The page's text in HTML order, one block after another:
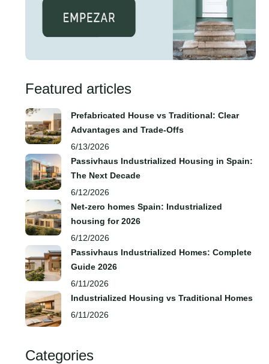
Featured articles
Prefabricated House vs Traditional: Clear
Advantages and Trade‑Offs
6/13/2026
Passivhaus Industrialized Housing in Spain:
The Next Decade
6/12/2026
Net-zero homes Spain: Industrialized
housing for 2026
6/12/2026
Passivhaus Industrialized Homes: Complete
Guide 2026
6/11/2026
Industrialized Housing vs Traditional Homes
6/11/2026
Categories